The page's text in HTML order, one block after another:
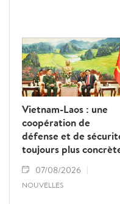
Vietnam-Laos : une
coopération de
défense et de
toujours plus
07/08/2026
NOUVELLES